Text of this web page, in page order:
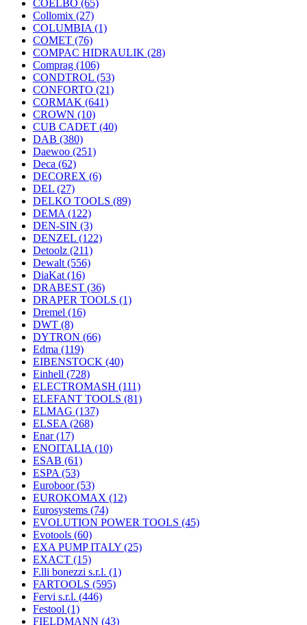
COELBO (65)
Collomix (27)
COLUMBIA (1)
COMET (76)
COMPAC HIDRAULIK (28)
Comprag (106)
CONDTROL (53)
CONFORTO (21)
CORMAK (641)
CROWN (10)
CUB CADET (40)
DAB (380)
Daewoo (251)
Deca (62)
DECOREX (6)
DEL (27)
DELKO TOOLS (89)
DEMA (122)
DEN-SIN (3)
DENZEL (122)
Detoolz (211)
Dewalt (556)
DiaKat (16)
DRABEST (36)
DRAPER TOOLS (1)
Dremel (16)
DWT (8)
DYTRON (66)
Edma (119)
EIBENSTOCK (40)
Einhell (728)
ELECTROMASH (111)
ELEFANT TOOLS (81)
ELMAG (137)
ELSEA (268)
Enar(17)
ENOITALIA (10)
ESAB (61)
ESPA (53)
Euroboor(53)
EUROKOMAX (12)
Eurosystems (74)
EVOLUTION POWER TOOLS (45)
Evotools (60)
EXA PUMP ITALY (25)
EXACT (15)
F.lli bonezzi s.r.l. (1)
FARTOOLS (595)
Fervi s.r.l. (446)
Festool (1)
FIELDMANN (43)